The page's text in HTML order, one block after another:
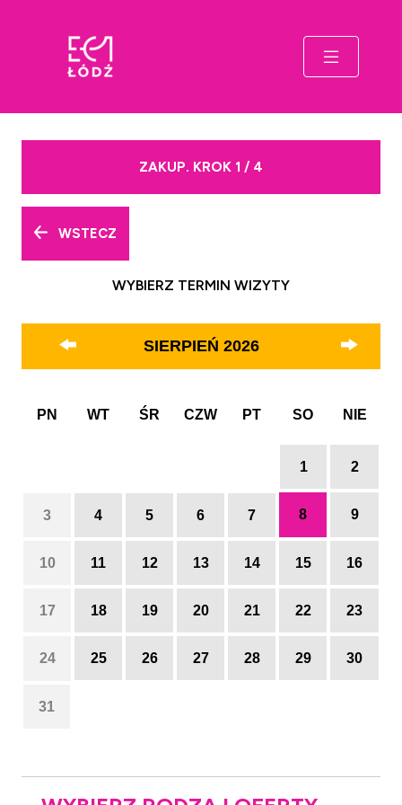
WSTECZ
ZAKUP. KROK 1 / 4
WYBIERZ TERMIN WIZYTY
SIERPIEŃ 2026
PN WT ŚR CZW PT SO NIE
1 2
3 4 5 6 7 8 9
10 11 12 13 14 15 16
17 18 19 20 21 22 23
24 25 26 27 28 29 30
31